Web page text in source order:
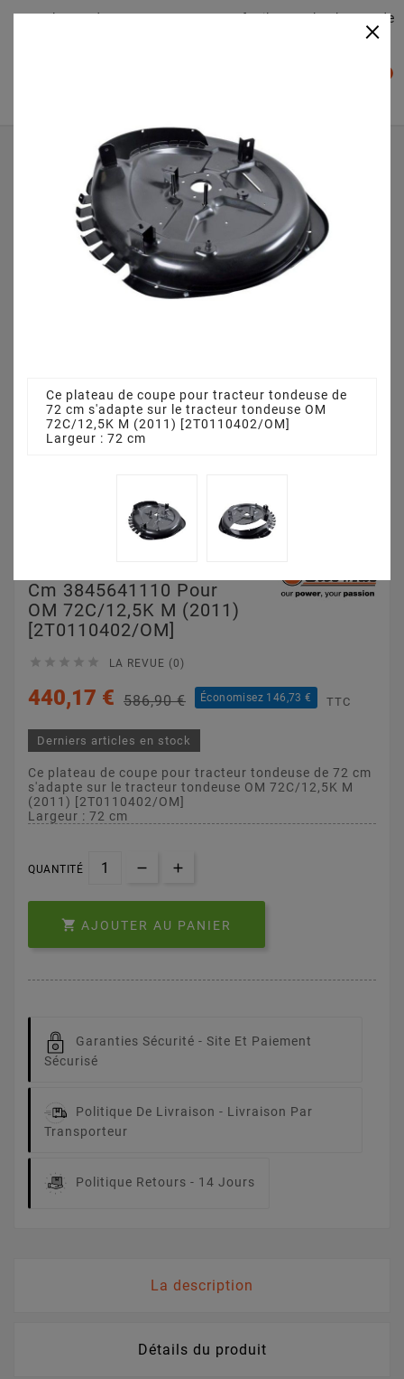
Plateaudecoupe.com : Trouver facilement le plateau de
Accueil
Plateau de coupe
Plateau de coupe 72 cm 3845641110 pour OM 72C/12,5K
M (2011) [2T0110402/OM]
Cm 3845641110 Pour
OM 72C/12,5K M (2011)
[2T0110402/OM]
     LA REVUE (0)
440,17 € 586,90 € Économisez 146,73 € TTC
Derniers articles en stock
Ce plateau de coupe pour tracteur tondeuse de 72 cm
s'adapte sur le tracteur tondeuse OM 72C/12,5K M
(2011) [2T0110402/OM]
Largeur : 72 cm
QUANTITÉ
 AJOUTER AU PANIER
Garanties Sécurité - Site Et Paiement
Sécurisé
Politique De Livraison - Livraison Par
Transporteur
Politique Retours - 14 Jours
La description
Détails du produit
×
Ce plateau de coupe pour tracteur tondeuse de
72 cm s'adapte sur le tracteur tondeuse OM
72C/12,5K M (2011) [2T0110402/OM]
Largeur : 72 cm